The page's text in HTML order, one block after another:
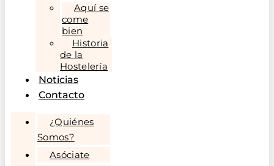
Aquí se
come
bien
Historia
de la
Hostelería
Noticias
Contacto
¿Quiénes
Somos?
Asóciate